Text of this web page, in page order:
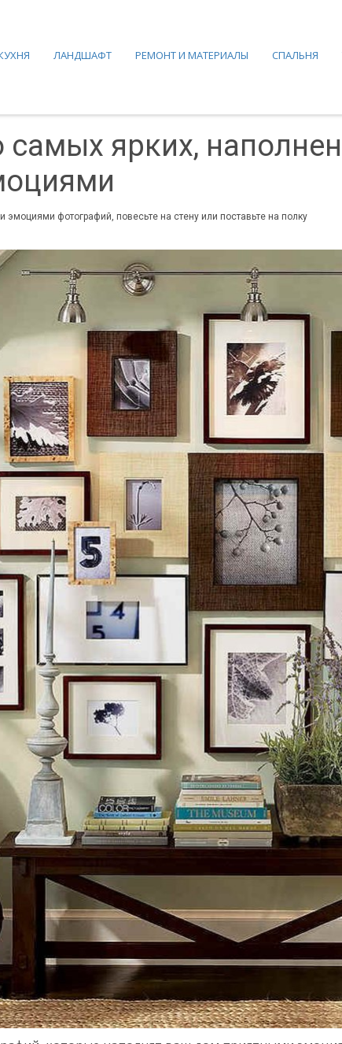
ЛАНДШАФТ РЕМОНТ И МАТЕРИАЛЫ СПАЛЬНЯ
самых ярких,
фотографий, повесьте на стену или поставьте на полку